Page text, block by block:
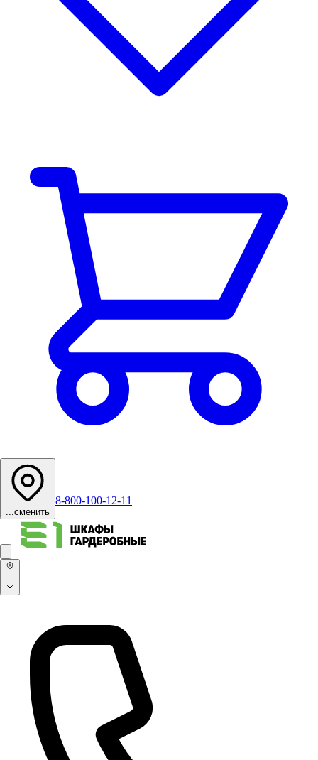
...сменить
8-800-100-12-11
...